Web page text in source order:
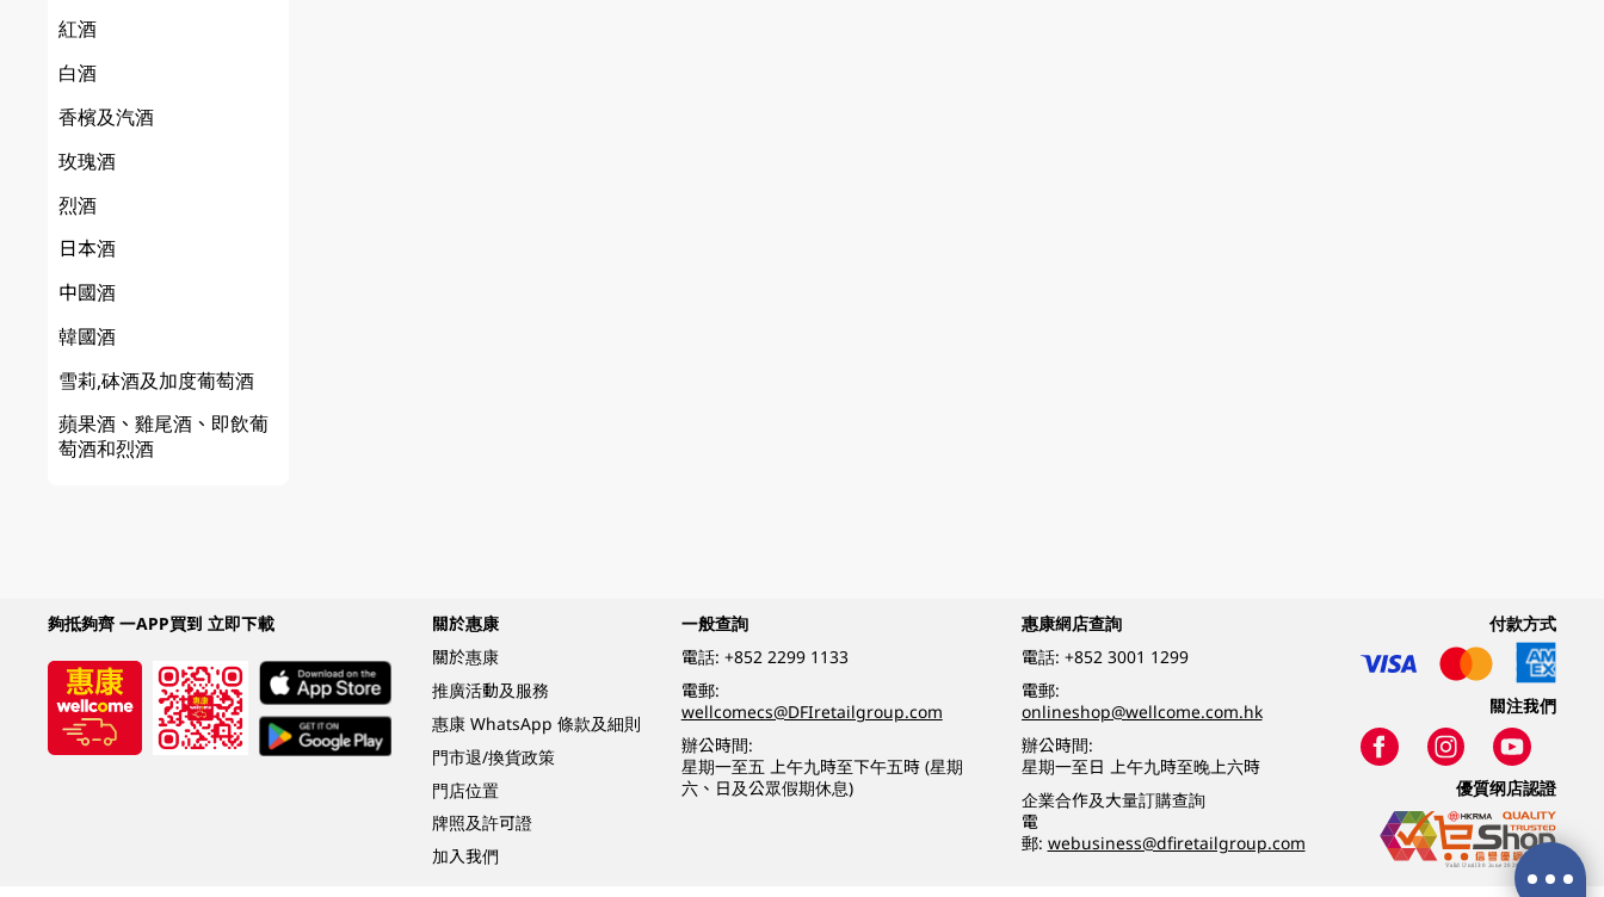
紅酒
白酒
香檳及汽酒
玫瑰酒
烈酒
日本酒
中國酒
韓國酒
雪莉,砵酒及加度葡萄酒
蘋果酒、雞尾酒、即飲葡
萄酒和烈酒
夠抵夠齊 一APP買到 立即下載
關於惠康
關於惠康
推廣活動及服務
惠康 WhatsApp 條款及細則
門市退/換貨政策
門店位置
牌照及許可證
加入我們
一般查詢
電話: +852 2299 1133
電郵:
wellcomecs@DFIretailgroup.com
辦公時間:
星期一至五 上午九時至下午五時 (星期
六、日及公眾假期休息)
惠康網店查詢
電話: +852 3001 1299
電郵:
onlineshop@wellcome.com.hk
辦公時間:
星期一至日 上午九時至晚上六時
企業合作及大量訂購查詢
電
郵: webusiness@dfiretailgroup.com
付款方式
關注我們
優質纲店認證